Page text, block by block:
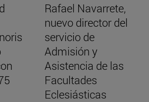
Rafael Navarrete,
nuevo director del
servicio de
Admisión y
Asistencia de las
Facultades
Eclesiásticas